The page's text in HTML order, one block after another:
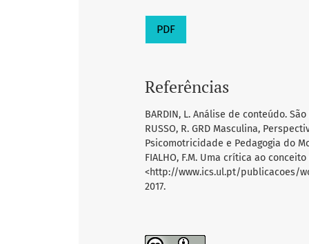
PDF
Referências
BARDIN, L. Análise de conteúdo. São
RUSSO, R. GRD Masculina,
Psicomotricidade e Pedagogia do
FIALHO, F.M. Uma crítica ao
<http://www.ics.ul.pt/publicacoes/
2017.